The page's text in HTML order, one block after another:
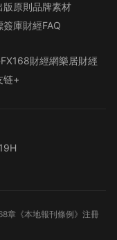
版原則品牌素材
簽庫財經FAQ
FX168財經網樂居財經
链+
章《本地報刊條例》注冊